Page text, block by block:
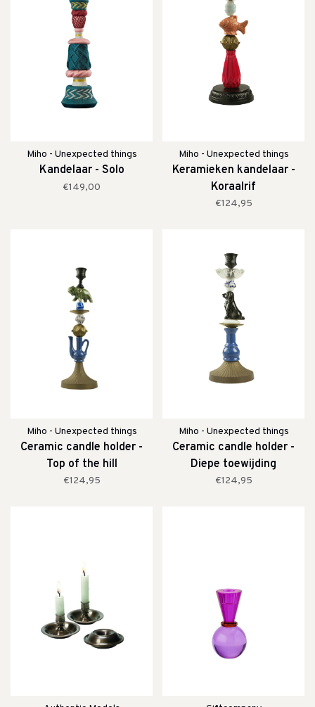
Miho - Unexpected things
Kandelaar - Solo
€149,00
Miho - Unexpected things
Keramieken kandelaar -
Koraalrif
€124,95
Miho - Unexpected things
Ceramic candle holder -
Top of the hill
€124,95
Miho - Unexpected things
Ceramic candle holder -
Diepe toewijding
€124,95